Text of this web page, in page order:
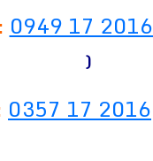
0949 17 2016
)
0357 17 2016